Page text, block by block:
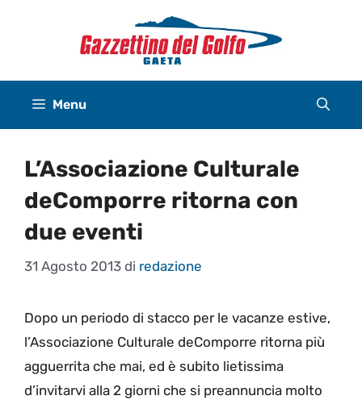
Menu
L’Associazione Culturale
deComporre ritorna con
due eventi
31 Agosto 2013 di redazione
Dopo un periodo di stacco per le vacanze estive,
l’Associazione Culturale deComporre ritorna più
agguerrita che mai, ed è subito lietissima
d’invitarvi alla 2 giorni che si preannuncia molto